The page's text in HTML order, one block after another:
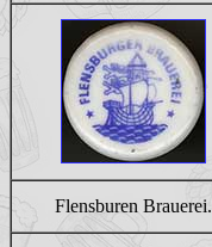
Flensburen Brauerei.